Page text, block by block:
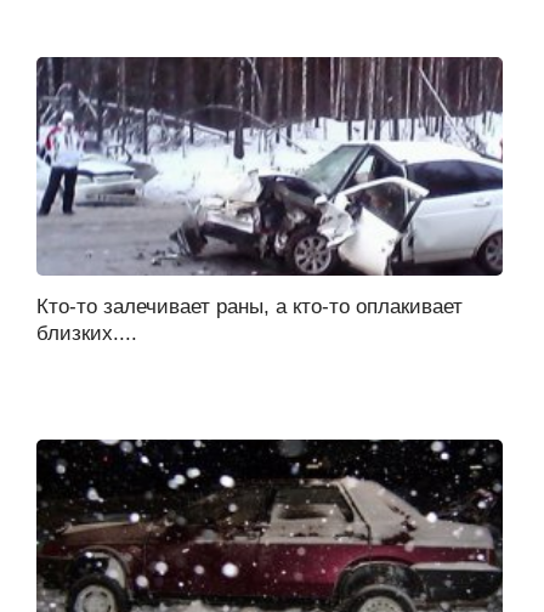
Кто-то залечивает раны, а кто-то оплакивает
близких....